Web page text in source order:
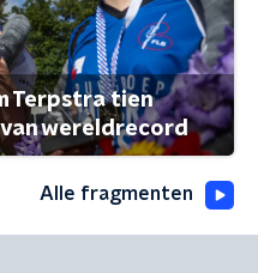
Terpstra tien
wereldrecord
Alle fragmenten